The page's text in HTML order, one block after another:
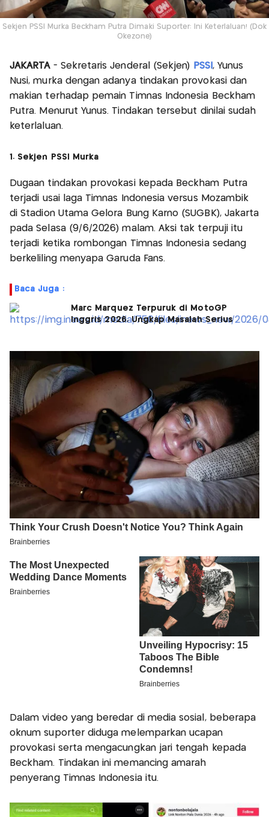
Sekjen PSSI Murka Beckham Putra Dimaki Suporter: Ini Keterlaluan! (Dok
Okezone)
JAKARTA - Sekretaris Jenderal (Sekjen) PSSI , Yunus
Nusi, murka dengan adanya tindakan provokasi dan
makian terhadap pemain Timnas Indonesia Beckham
Putra. Menurut Yunus. Tindakan tersebut dinilai sudah
keterlaluan.
1. Sekjen PSSI Murka
Dugaan tindakan provokasi kepada Beckham Putra
terjadi usai laga Timnas Indonesia versus Mozambik
di Stadion Utama Gelora Bung Karno (SUGBK), Jakarta
pada Selasa (9/6/2026) malam. Aksi tak terpuji itu
terjadi ketika rombongan Timnas Indonesia sedang
berkeliling menyapa Garuda Fans.
Baca Juga :
Marc Marquez Terpuruk di MotoGP
Inggris 2026, Ungkap Masalah Serius
Dalam video yang beredar di media sosial, beberapa
oknum suporter diduga melemparkan ucapan
provokasi serta mengacungkan jari tengah kepada
Beckham. Tindakan ini memancing amarah
penyerang Timnas Indonesia itu.